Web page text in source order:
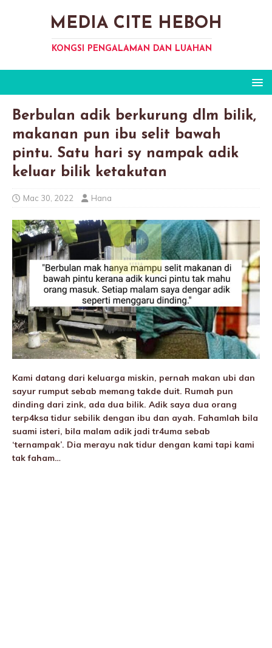
MEDIA CITE HEBOH
KONGSI PENGALAMAN DAN LUAHAN
Berbulan adik berkurung dlm bilik,
makanan pun ibu selit bawah
pintu. Satu hari sy nampak adik
keluar bilik ketakutan
Mac 30, 2022 Hana
Kami datang dari keluarga miskin, pernah makan ubi dan
sayur rumput sebab memang takde duit. Rumah pun
dinding dari zink, ada dua bilik. Adik saya dua orang
terp4ksa tidur sebilik dengan ibu dan ayah. Fahamlah bila
suami isteri, bila malam adik jadi tr4uma sebab
‘ternampak’. Dia merayu nak tidur dengan kami tapi kami
tak faham…